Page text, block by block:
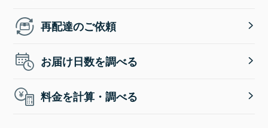
再配達のご依頼
お届け日数を調べる
料金を計算・調べる